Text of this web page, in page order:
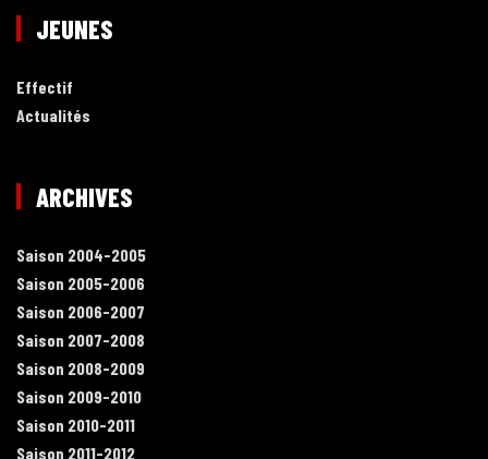
JEUNES
Effectif
Actualités
ARCHIVES
Saison 2004-2005
Saison 2005-2006
Saison 2006-2007
Saison 2007-2008
Saison 2008-2009
Saison 2009-2010
Saison 2010-2011
Saison 2011-2012